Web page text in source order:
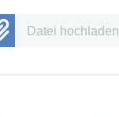
Datei hochladen